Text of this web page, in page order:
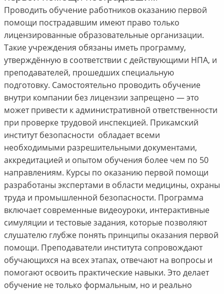
Проводить обучение работников оказанию первой
помощи пострадавшим имеют право только
лицензированные образовательные организации.
Такие учреждения обязаны иметь программу,
утверждённую в соответствии с действующими НПА, и
преподавателей, прошедших специальную
подготовку. Самостоятельно проводить обучение
внутри компании без лицензии запрещено — это
может привести к административной ответственности
при проверке трудовой инспекцией. Прикамский
институт безопасности обладает всеми
необходимыми разрешительными документами,
аккредитацией и опытом обучения более чем по 50
направлениям. Курсы по оказанию первой помощи
разработаны экспертами в области медицины, охраны
труда и промышленной безопасности. Программа
включает современные видеоуроки, интерактивные
симуляции и тестовые задания, которые позволяют
слушателю глубже понять принципы оказания первой
помощи. Преподаватели института сопровождают
обучающихся на всех этапах, отвечают на вопросы и
помогают освоить практические навыки. Это делает
обучение не только формальным, но и реально